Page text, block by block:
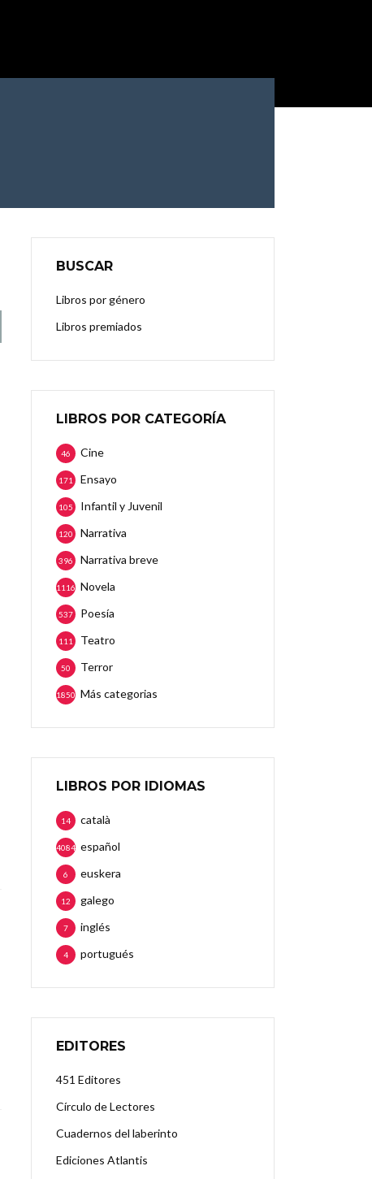
BUSCAR
Libros por género
Libros premiados
LIBROS POR CATEGORÍA
Cine
46
Ensayo
171
Infantil y Juvenil
105
Narrativa
120
Narrativa breve
396
Novela
1116
Poesía
537
Teatro
111
Terror
50
Más categorias
1850
LIBROS POR IDIOMAS
català
14
español
4084
euskera
6
galego
12
inglés
7
portugués
4
EDITORES
451 Editores
Círculo de Lectores
Cuadernos del laberinto
Ediciones Atlantis